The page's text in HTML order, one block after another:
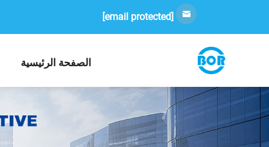
[email protected]
الصفحة الرئيسية